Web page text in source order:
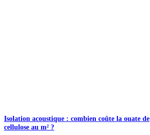
Isolation acoustique : combien coûte la ouate de
cellulose au m² ?